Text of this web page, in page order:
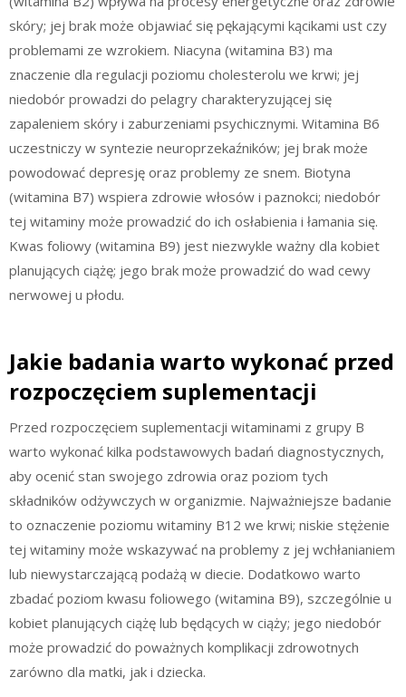
skóry; jej brak może objawiać się pękającymi kącikami ust czy
problemami ze wzrokiem. Niacyna (witamina B3) ma
znaczenie dla regulacji poziomu cholesterolu we krwi; jej
niedobór prowadzi do pelagry charakteryzującej się
zapaleniem skóry i zaburzeniami psychicznymi. Witamina B6
uczestniczy w syntezie neuroprzekaźników; jej brak może
powodować depresję oraz problemy ze snem. Biotyna
(witamina B7) wspiera zdrowie włosów i paznokci; niedobór
tej witaminy może prowadzić do ich osłabienia i łamania się.
Kwas foliowy (witamina B9) jest niezwykle ważny dla kobiet
planujących ciążę; jego brak może prowadzić do wad cewy
nerwowej u płodu.
Jakie badania warto wykonać przed
rozpoczęciem suplementacji
Przed rozpoczęciem suplementacji witaminami z grupy B
warto wykonać kilka podstawowych badań diagnostycznych,
aby ocenić stan swojego zdrowia oraz poziom tych
składników odżywczych w organizmie. Najważniejsze badanie
to oznaczenie poziomu witaminy B12 we krwi; niskie stężenie
tej witaminy może wskazywać na problemy z jej wchłanianiem
lub niewystarczającą podażą w diecie. Dodatkowo warto
zbadać poziom kwasu foliowego (witamina B9), szczególnie u
kobiet planujących ciążę lub będących w ciąży; jego niedobór
może prowadzić do poważnych komplikacji zdrowotnych
zarówno dla matki, jak i dziecka.